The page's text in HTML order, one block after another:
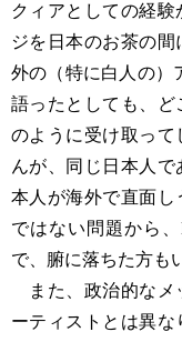
クィアとしての経
ジを日本のお茶の
外の（特に白人の）
語ったとしても、
のように受け取っ
んが、同じ日本人
本人が海外で直面
ではない問題から
で、腑に落ちた方も
また、政治的なメ
ーティストとは異な